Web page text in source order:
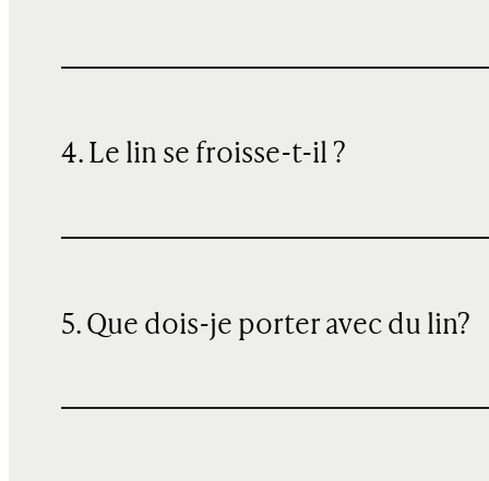
4. Le lin se froisse-t-il ?
5. Que dois-je porter avec du lin?